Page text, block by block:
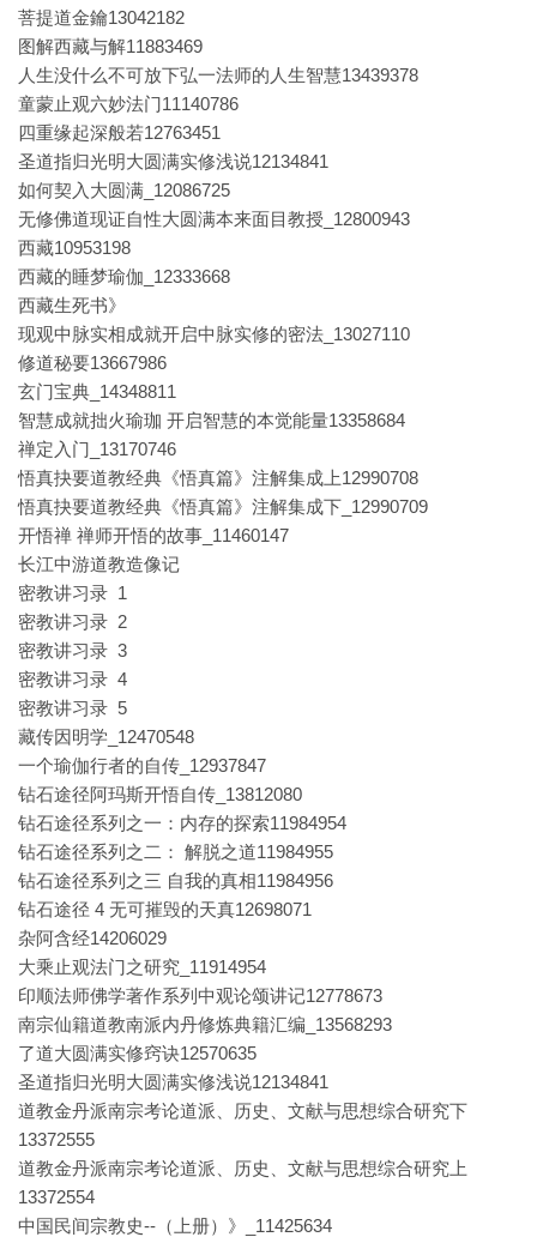
菩提道金鑰13042182
图解西藏与解11883469
人生没什么不可放下弘一法师的人生智慧13439378
童蒙止观六妙法门11140786
四重缘起深般若12763451
圣道指归光明大圆满实修浅说12134841
如何契入大圆满_12086725
无修佛道现证自性大圆满本来面目教授_12800943
西藏10953198
西藏的睡梦瑜伽_12333668
西藏生死书》
现观中脉实相成就开启中脉实修的密法_13027110
修道秘要13667986
玄门宝典_14348811
智慧成就拙火瑜珈 开启智慧的本觉能量13358684
禅定入门_13170746
悟真抉要道教经典《悟真篇》注解集成上12990708
悟真抉要道教经典《悟真篇》注解集成下_12990709
开悟禅 禅师开悟的故事_11460147
长江中游道教造像记
密教讲习录 1
密教讲习录 2
密教讲习录 3
密教讲习录 4
密教讲习录 5
藏传因明学_12470548
一个瑜伽行者的自传_12937847
钻石途径阿玛斯开悟自传_13812080
钻石途径系列之一：内存的探索11984954
钻石途径系列之二： 解脱之道11984955
钻石途径系列之三 自我的真相11984956
钻石途径 4 无可摧毁的天真12698071
杂阿含经14206029
大乘止观法门之研究_11914954
印顺法师佛学著作系列中观论颂讲记12778673
南宗仙籍道教南派内丹修炼典籍汇编_13568293
了道大圆满实修窍诀12570635
圣道指归光明大圆满实修浅说12134841
道教金丹派南宗考论道派、历史、文献与思想综合研究下
13372555
道教金丹派南宗考论道派、历史、文献与思想综合研究上
13372554
中国民间宗教史--（上册）》_11425634